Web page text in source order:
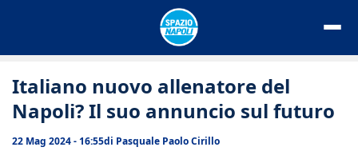
Italiano nuovo allenatore del
Napoli? Il suo annuncio sul futuro
22 Mag 2024 - 16:55di Pasquale Paolo Cirillo